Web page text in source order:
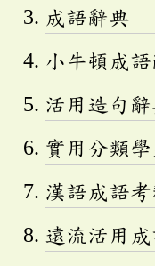
成語辭典
小牛頓成
活用造句
實用分類
漢語成語
遠流活用